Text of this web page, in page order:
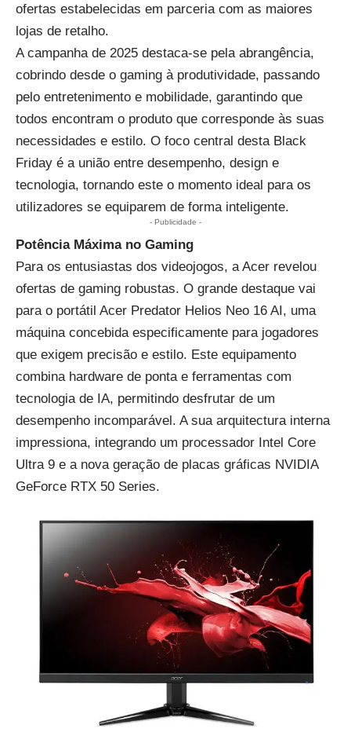
ofertas estabelecidas em parceria com as maiores
lojas de retalho.
A campanha de 2025 destaca-se pela abrangência,
cobrindo desde o gaming à produtividade, passando
pelo entretenimento e mobilidade, garantindo que
todos encontram o produto que corresponde às suas
necessidades e estilo. O foco central desta Black
Friday é a união entre desempenho, design e
tecnologia, tornando este o momento ideal para os
utilizadores se equiparem de forma inteligente.
- Publicidade -
Potência Máxima no Gaming
Para os entusiastas dos videojogos, a Acer revelou
ofertas de gaming robustas. O grande destaque vai
para o portátil Acer Predator Helios Neo 16 AI, uma
máquina concebida especificamente para jogadores
que exigem precisão e estilo. Este equipamento
combina hardware de ponta e ferramentas com
tecnologia de IA, permitindo desfrutar de um
desempenho incomparável. A sua arquitectura interna
impressiona, integrando um processador Intel Core
Ultra 9 e a nova geração de placas gráficas NVIDIA
GeForce RTX 50 Series.